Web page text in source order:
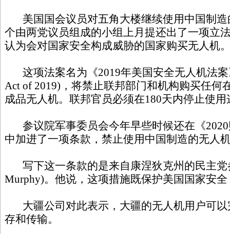
美国国会议员对五角大楼继续使用中国制造
个由两党议员组成的小组上月提还出了一项立
认为会对国家安全构成威胁的国家购买无人机
这项法案名为《2019年美国安全无人机法案
Act of 2019)，将禁止联邦部门和机构购买任何
成品无人机。联邦官员必须在180天内停止使
参议院军事委员会今年早些时候还在《
中加进了一项条款，禁止使用中国制造的无人
写下这一条款的是来自康涅狄克州的民主党
Murphy)。他说，这项措施既保护美国国家安
大疆公司对此表示，大疆的无人机用户可以
存和传输。